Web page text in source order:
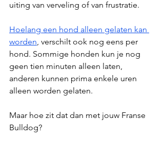
uiting van verveling of van frustratie.
Hoelang een hond alleen gelaten kan
worden, verschilt ook nog eens per
hond. Sommige honden kun je nog
geen tien minuten alleen laten,
anderen kunnen prima enkele uren
alleen worden gelaten.
Maar hoe zit dat dan met jouw Franse
Bulldog?